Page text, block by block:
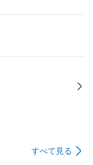
すべて見る